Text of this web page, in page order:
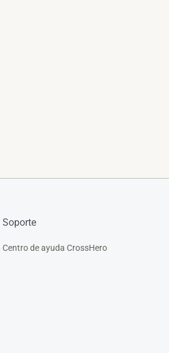
Soporte
Centro de ayuda CrossHero